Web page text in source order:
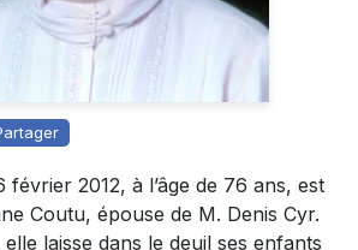
2012, à l’âge de 76 ans, est
Coutu, épouse de M. Denis Cyr.
laisse dans le deuil ses enfants